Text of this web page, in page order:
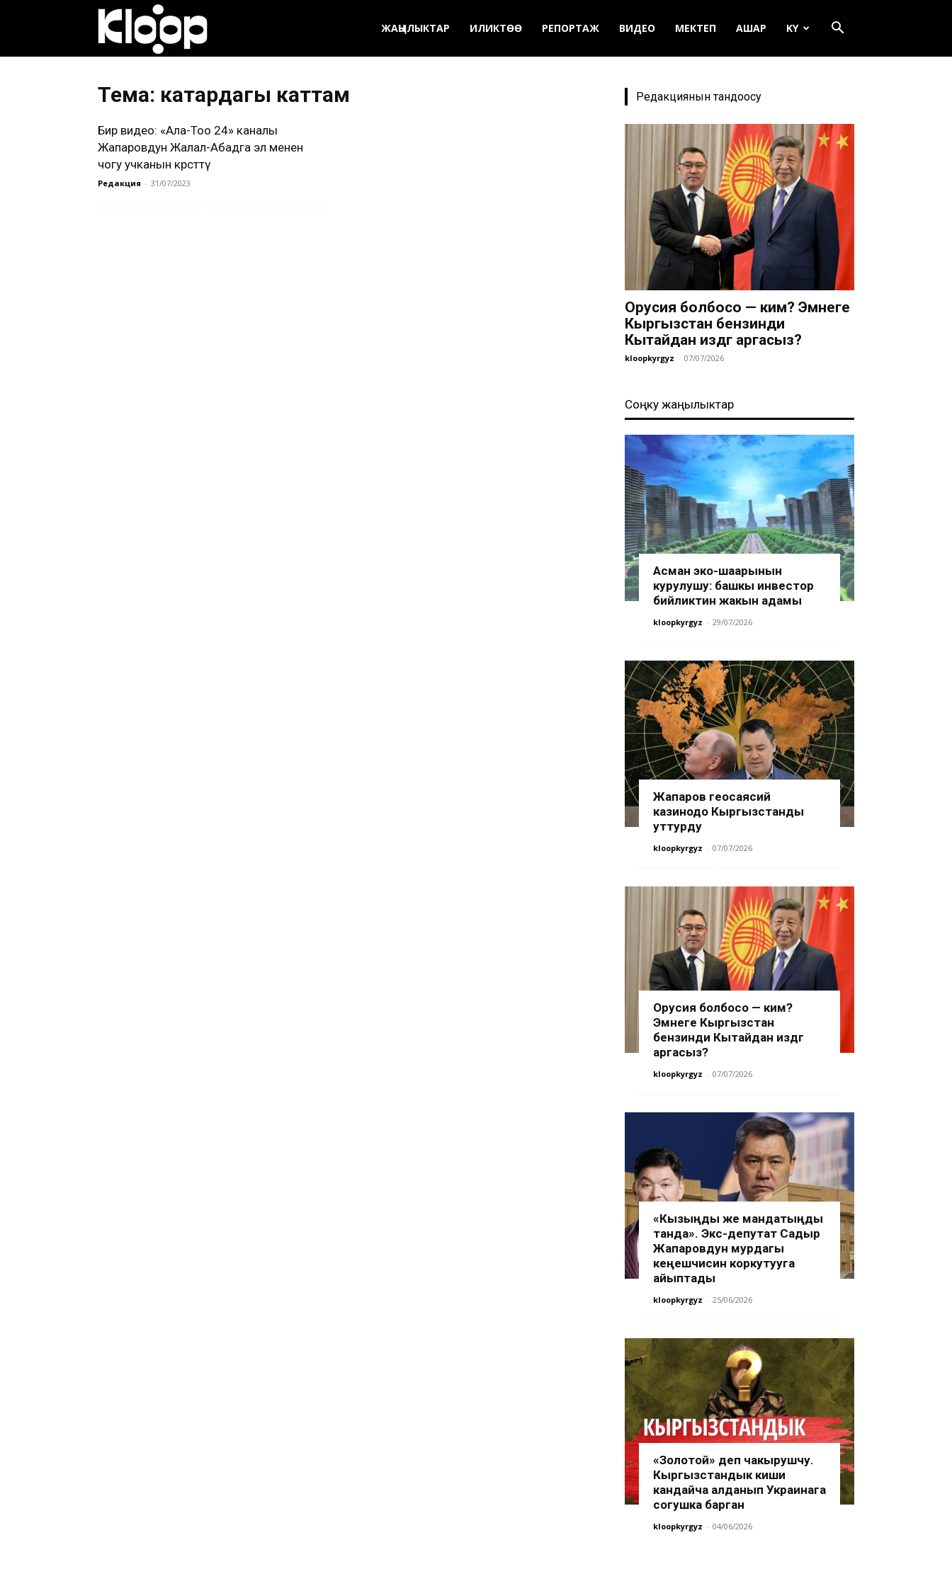
|
ЖАҢЫЛЫКТАР ИЛИКТӨӨ РЕПОРТАЖ ВИДЕО МЕКТЕП АШАР KY
Тема: катардагы каттам
Бир видео: «Ала-Тоо 24» каналы
Жапаровдун Жалал-Абадга эл менен
чогу учканын көрсөттү
Редакция - 31/07/2023
Редакциянын тандоосу
Орусия болбосо — ким? Эмнеге
Кыргызстан бензинди
Кытайдан издөөгө аргасыз?
kloopkyrgyz - 07/07/2026
Соңку жаңылыктар
Асман эко-шаарынын
курулушу: башкы инвестор
бийликтин жакын адамы
kloopkyrgyz - 29/07/2026
Жапаров геосаясий
казинодо Кыргызстанды
уттурду
kloopkyrgyz - 07/07/2026
Орусия болбосо — ким?
Эмнеге Кыргызстан
бензинди Кытайдан издөөгө
аргасыз?
kloopkyrgyz - 07/07/2026
«Кызыңды же мандатыңды
танда». Экс-депутат Садыр
Жапаровдун мурдагы
кеңешчисин коркутууга
айыптады
kloopkyrgyz - 25/06/2026
«Золотой» деп чакырушчу.
Кыргызстандык киши
кандайча алданып Украинага
согушка барган
kloopkyrgyz - 04/06/2026